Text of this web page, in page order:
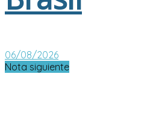
06/08/2026
Nota siguiente